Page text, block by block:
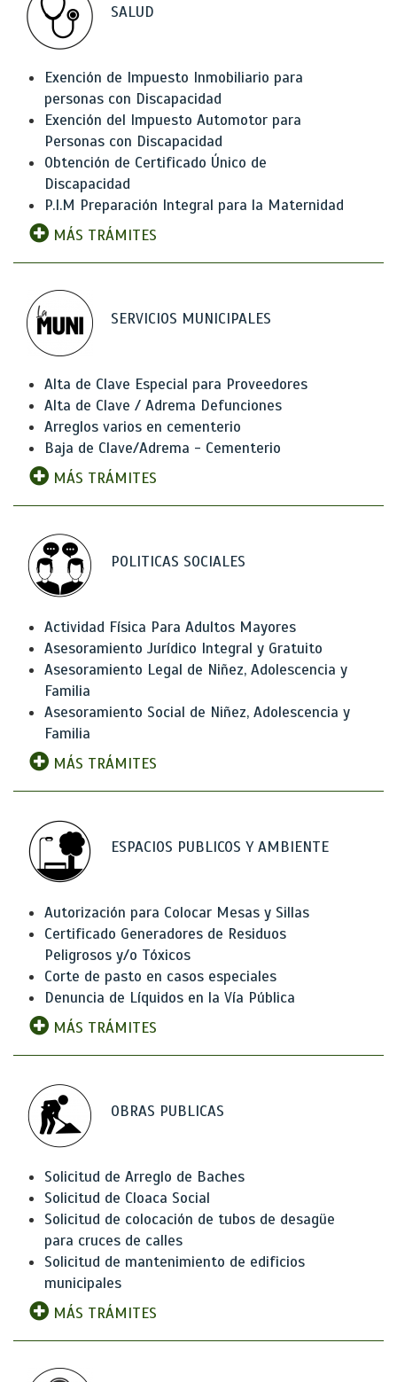
SALUD
Exención de Impuesto Inmobiliario para
personas con Discapacidad
Exención del Impuesto Automotor para
Personas con Discapacidad
Obtención de Certificado Único de
Discapacidad
P.I.M Preparación Integral para la Maternidad
MÁS TRÁMITES
SERVICIOS MUNICIPALES
Alta de Clave Especial para Proveedores
Alta de Clave / Adrema Defunciones
Arreglos varios en cementerio
Baja de Clave/Adrema - Cementerio
MÁS TRÁMITES
POLITICAS SOCIALES
Actividad Física Para Adultos Mayores
Asesoramiento Jurídico Integral y Gratuito
Asesoramiento Legal de Niñez, Adolescencia y
Familia
Asesoramiento Social de Niñez, Adolescencia y
Familia
MÁS TRÁMITES
ESPACIOS PUBLICOS Y AMBIENTE
Autorización para Colocar Mesas y Sillas
Certificado Generadores de Residuos
Peligrosos y/o Tóxicos
Corte de pasto en casos especiales
Denuncia de Líquidos en la Vía Pública
MÁS TRÁMITES
OBRAS PUBLICAS
Solicitud de Arreglo de Baches
Solicitud de Cloaca Social
Solicitud de colocación de tubos de desagüe
para cruces de calles
Solicitud de mantenimiento de edificios
municipales
MÁS TRÁMITES